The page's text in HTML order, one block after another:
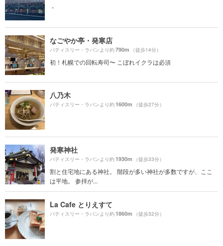
・
なごやか亭・発寒店
パティスリー・ラパンより約790m （徒歩14分）
初！札幌での回転寿司〜 こぼれイクラは必須
八乃木
パティスリー・ラパンより約1600m （徒歩27分）
発寒神社
パティスリー・ラパンより約1930m （徒歩33分）
割と住宅地にある神社。 階段が多い神社が多数ですが、ここ
は平地。 参拝が...
La Cafe とりえすて
パティスリー・ラパンより約1860m （徒歩32分）